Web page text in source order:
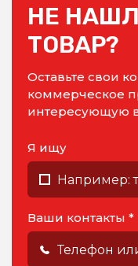
НЕ
ТОВАР?
Оставьте свои
коммерческое
интересующую
Я ищу
Ваши контакты *